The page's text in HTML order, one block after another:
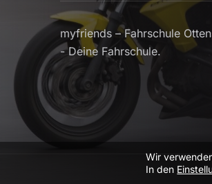
myfriends – Fahrschule
- Deine Fahrschule.
Wir
In den